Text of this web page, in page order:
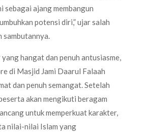
sebagai ajang membangun
potensi diri,” ujar salah
sambutannya.
hangat dan penuh antusiasme,
di Masjid Jami Daarul Falaah
dan penuh semangat. Setelah
akan mengikuti beragam
untuk memperkuat karakter,
nilai-nilai Islam yang